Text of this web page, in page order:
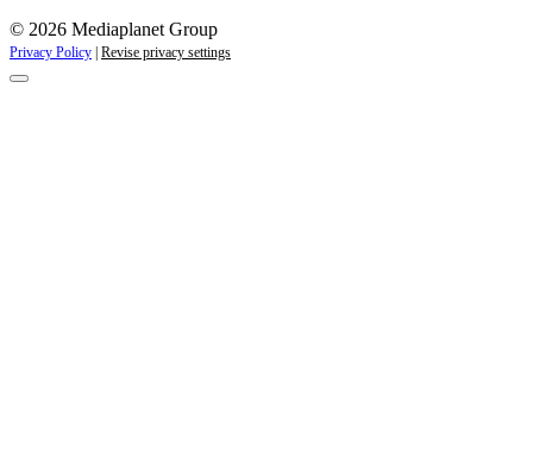
© 2026 Mediaplanet Group
Privacy Policy | Revise privacy settings